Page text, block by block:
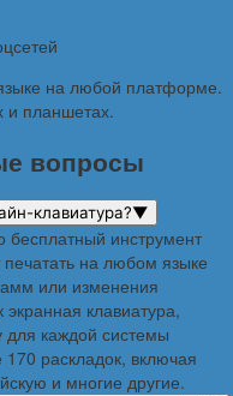
на любой платформе.
и планшетах.
вопросы
клавиатура?▼
бесплатный инструмент
на любом языке
или изменения
клавиатура,
каждой системы
раскладок, включая
и многие другие.